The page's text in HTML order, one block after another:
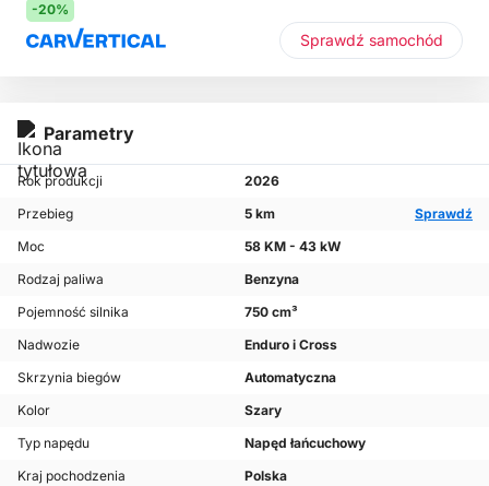
-20%
Sprawdź samochód
Parametry
Rok produkcji
2026
Przebieg
5 km
Sprawdź
Moc
58 KM - 43 kW
Rodzaj paliwa
Benzyna
Pojemność silnika
750 cm³
Nadwozie
Enduro i Cross
Skrzynia biegów
Automatyczna
Kolor
Szary
Typ napędu
Napęd łańcuchowy
Kraj pochodzenia
Polska